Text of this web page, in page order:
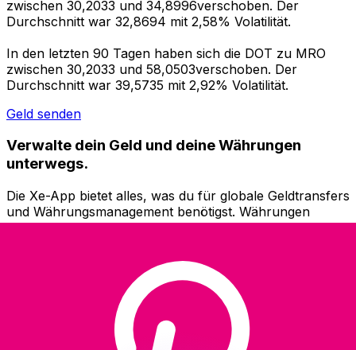
zwischen 30,2033 und 34,8996verschoben. Der
Durchschnitt war 32,8694 mit 2,58% Volatilität.
In den letzten 90 Tagen haben sich die DOT zu MRO
zwischen 30,2033 und 58,0503verschoben. Der
Durchschnitt war 39,5735 mit 2,92% Volatilität.
Geld senden
Verwalte dein Geld und deine Währungen
unterwegs.
Die Xe-App bietet alles, was du für globale Geldtransfers
und Währungsmanagement benötigst. Währungen
umrechnen, Kursbenachrichtigungen einrichten und
Gebühren. Heute herunterladen!